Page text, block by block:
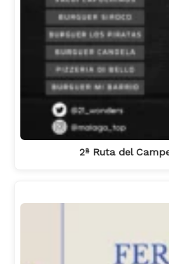
2ª Ruta del